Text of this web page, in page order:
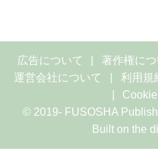
広告について 著作権につ
運営会社について
利用規
© 2019- FUSOSHA
Built on the